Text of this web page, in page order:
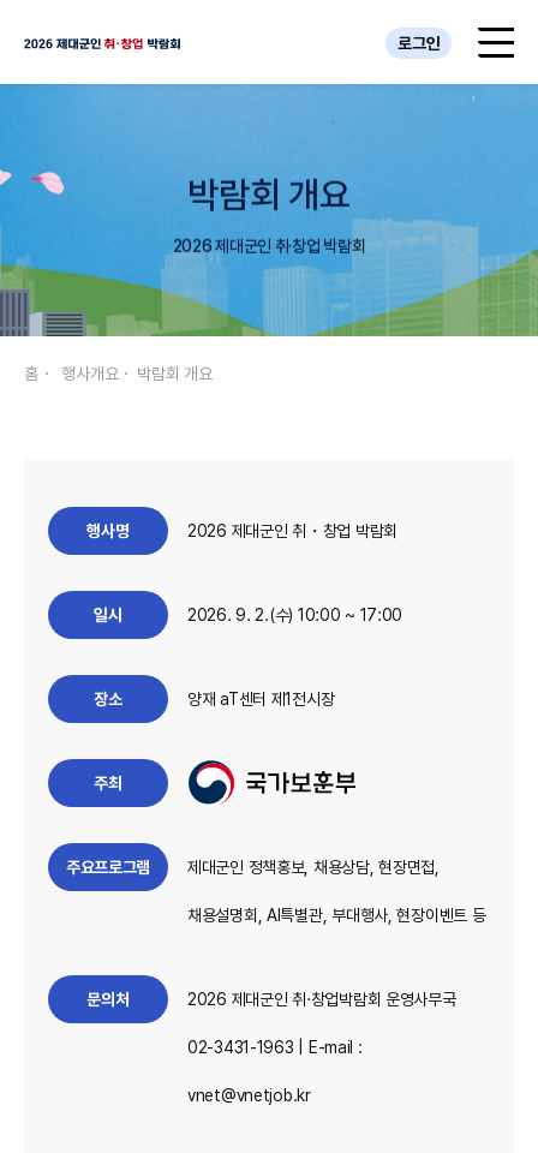
로그인
박람회 개요
2026 제대군인 취·창업 박람회
홈 행사개요 박람회 개요
행사명 2026 제대군인 취・창업 박람회
일시 2026. 9. 2.(수) 10:00 ~ 17:00
장소 양재 aT센터 제1전시장
주최
주요프로그램 제대군인 정책홍보, 채용상담, 현장면접,
채용설명회, AI특별관, 부대행사, 현장이벤트 등
문의처 2026 제대군인 취·창업박람회 운영사무국
02-3431-1963 | E-mail :
vnet@vnetjob.kr